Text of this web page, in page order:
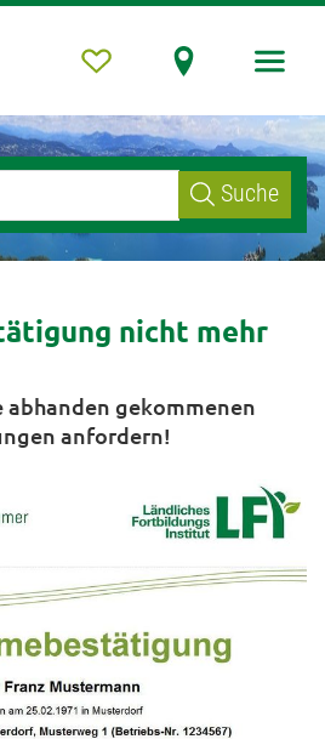
Suche
nicht mehr
abhanden gekommenen
anfordern!